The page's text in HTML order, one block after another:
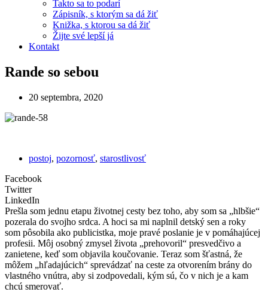
Takto sa to podarí
Zápisník, s ktorým sa dá žiť
Knižka, s ktorou sa dá žiť
Žijte své lepší já
Kontakt
Rande so sebou
20 septembra, 2020
postoj, pozornosť, starostlivosť
Facebook
Twitter
LinkedIn
Prešla som jednu etapu životnej cesty bez toho, aby som sa „hlbšie“
pozerala do svojho srdca. A hoci sa mi naplnil detský sen a roky
som pôsobila ako publicistka, moje pravé poslanie je v pomáhajúcej
profesii. Môj osobný zmysel života „prehovoril“ presvedčivo a
zanietene, keď som objavila koučovanie. Teraz som šťastná, že
môžem „hľadajúcich“ sprevádzať na ceste za otvorením brány do
vlastného vnútra, aby si zodpovedali, kým sú, čo v nich je a kam
chcú smerovať.